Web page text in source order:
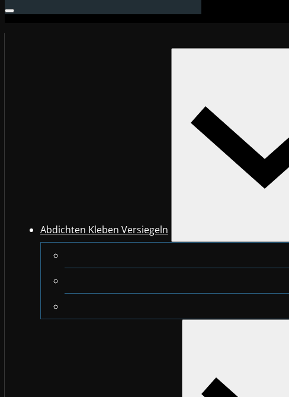
Abdichten Kleben Versiegeln